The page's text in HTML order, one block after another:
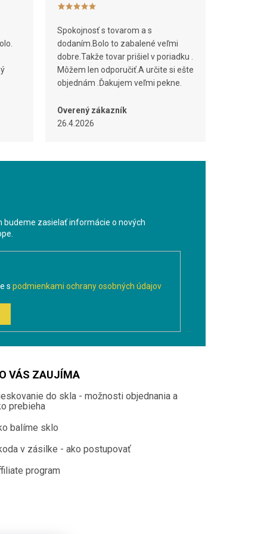
Spokojnosť s tovarom a s
dodaním.Bolo to zabalené veľmi
dobre.Takže tovar prišiel v poriadku .
Môžem len odporučiť.A určite si ešte
objednám .Ďakujem veľmi pekne.
Overený zákazník
26.4.2026
budeme zasielať informácie o nových
s podmienkami ochrany osobných údajov
VÁS ZAUJÍMA
do skla - možnosti objednania a
prebieha
balíme sklo
v zásilke - ako postupovať
program